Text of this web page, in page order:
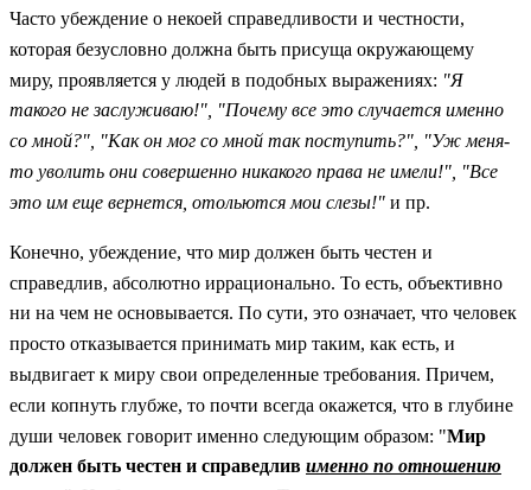
Часто убеждение о некоей справедливости и честности,
которая безусловно должна быть присуща окружающему
миру, проявляется у людей в подобных выражениях: "Я
такого не заслуживаю!", "Почему все это случается именно
со мной?", "Как он мог со мной так поступить?", "Уж меня-
то уволить они совершенно никакого права не имели!", "Все
это им еще вернется, отольются мои слезы!" и пр.
Конечно, убеждение, что мир должен быть честен и
справедлив, абсолютно иррационально. То есть, объективно
ни на чем не основывается. По сути, это означает, что человек
просто отказывается принимать мир таким, как есть, и
выдвигает к миру свои определенные требования. Причем,
если копнуть глубже, то почти всегда окажется, что в глубине
души человек говорит именно следующим образом: "Мир
должен быть честен и справедлив именно по отношению